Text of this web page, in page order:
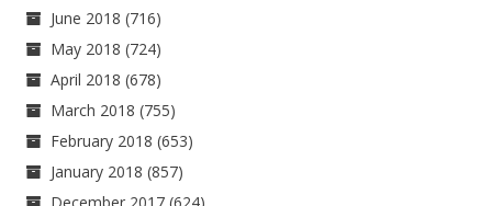
June 2018 (716)
May 2018 (724)
April 2018 (678)
March 2018 (755)
February 2018 (653)
January 2018 (857)